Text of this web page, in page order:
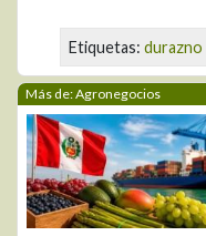
Etiquetas: durazno
Más de: Agronegocios